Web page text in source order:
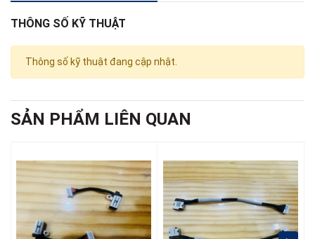
THÔNG SỐ KỸ THUẬT
Thông số kỹ thuật đang cập nhật.
SẢN PHẨM LIÊN QUAN